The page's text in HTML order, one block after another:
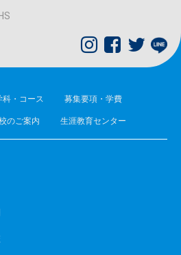
科・コース 募集要項・学費
のご案内 生涯教育センター